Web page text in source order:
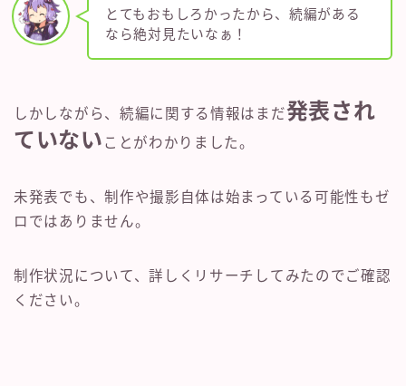
とてもおもしろかったから、続編がある
なら絶対見たいなぁ！
しかしながら、続編に関する情報はまだ発表され
ていない ことがわかりました。
未発表でも、制作や撮影自体は始まっている可能性もゼ
ロではありません。
制作状況について、詳しくリサーチしてみたのでご確認
ください。